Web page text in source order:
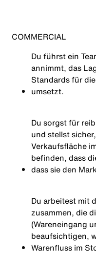
COMMERCIAL
Du führst ein
annimmt, das
Standards für
umsetzt.
Du sorgst für
und stellst
Verkaufsfläche
befinden, dass
dass sie den
Du arbeitest mit
zusammen, die
(Wareneingang
beaufsichtigen,
Warenfluss im